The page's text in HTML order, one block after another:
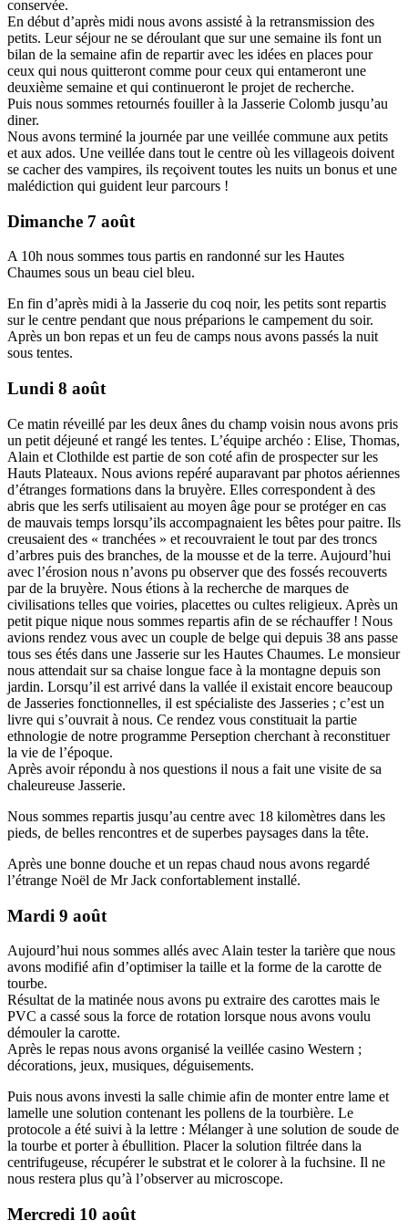
conservée.
En début d’après midi nous avons assisté à la retransmission des
petits. Leur séjour ne se déroulant que sur une semaine ils font un
bilan de la semaine afin de repartir avec les idées en places pour
ceux qui nous quitteront comme pour ceux qui entameront une
deuxième semaine et qui continueront le projet de recherche.
Puis nous sommes retournés fouiller à la Jasserie Colomb jusqu’au
diner.
Nous avons terminé la journée par une veillée commune aux petits
et aux ados. Une veillée dans tout le centre où les villageois doivent
se cacher des vampires, ils reçoivent toutes les nuits un bonus et une
malédiction qui guident leur parcours !
Dimanche 7 août
A 10h nous sommes tous partis en randonné sur les Hautes
Chaumes sous un beau ciel bleu.
En fin d’après midi à la Jasserie du coq noir, les petits sont repartis
sur le centre pendant que nous préparions le campement du soir.
Après un bon repas et un feu de camps nous avons passés la nuit
sous tentes.
Lundi 8 août
Ce matin réveillé par les deux ânes du champ voisin nous avons pris
un petit déjeuné et rangé les tentes. L’équipe archéo : Elise, Thomas,
Alain et Clothilde est partie de son coté afin de prospecter sur les
Hauts Plateaux. Nous avions repéré auparavant par photos aériennes
d’étranges formations dans la bruyère. Elles correspondent à des
abris que les serfs utilisaient au moyen âge pour se protéger en cas
de mauvais temps lorsqu’ils accompagnaient les bêtes pour paitre. Ils
creusaient des « tranchées » et recouvraient le tout par des troncs
d’arbres puis des branches, de la mousse et de la terre. Aujourd’hui
avec l’érosion nous n’avons pu observer que des fossés recouverts
par de la bruyère. Nous étions à la recherche de marques de
civilisations telles que voiries, placettes ou cultes religieux. Après un
petit pique nique nous sommes repartis afin de se réchauffer ! Nous
avions rendez vous avec un couple de belge qui depuis 38 ans passe
tous ses étés dans une Jasserie sur les Hautes Chaumes. Le monsieur
nous attendait sur sa chaise longue face à la montagne depuis son
jardin. Lorsqu’il est arrivé dans la vallée il existait encore beaucoup
de Jasseries fonctionnelles, il est spécialiste des Jasseries ; c’est un
livre qui s’ouvrait à nous. Ce rendez vous constituait la partie
ethnologie de notre programme Perseption cherchant à reconstituer
la vie de l’époque.
Après avoir répondu à nos questions il nous a fait une visite de sa
chaleureuse Jasserie.
Nous sommes repartis jusqu’au centre avec 18 kilomètres dans les
pieds, de belles rencontres et de superbes paysages dans la tête.
Après une bonne douche et un repas chaud nous avons regardé
l’étrange Noël de Mr Jack confortablement installé.
Mardi 9 août
Aujourd’hui nous sommes allés avec Alain tester la tarière que nous
avons modifié afin d’optimiser la taille et la forme de la carotte de
tourbe.
Résultat de la matinée nous avons pu extraire des carottes mais le
PVC a cassé sous la force de rotation lorsque nous avons voulu
démouler la carotte.
Après le repas nous avons organisé la veillée casino Western ;
décorations, jeux, musiques, déguisements.
Puis nous avons investi la salle chimie afin de monter entre lame et
lamelle une solution contenant les pollens de la tourbière. Le
protocole a été suivi à la lettre : Mélanger à une solution de soude de
la tourbe et porter à ébullition. Placer la solution filtrée dans la
centrifugeuse, récupérer le substrat et le colorer à la fuchsine. Il ne
nous restera plus qu’à l’observer au microscope.
Mercredi 10 août